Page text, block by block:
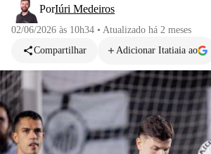
PorIúri Medeiros
02/06/2026 às 10h34 • Atualizado há 2 meses
Compartilhar
Adicionar Itatiaia ao